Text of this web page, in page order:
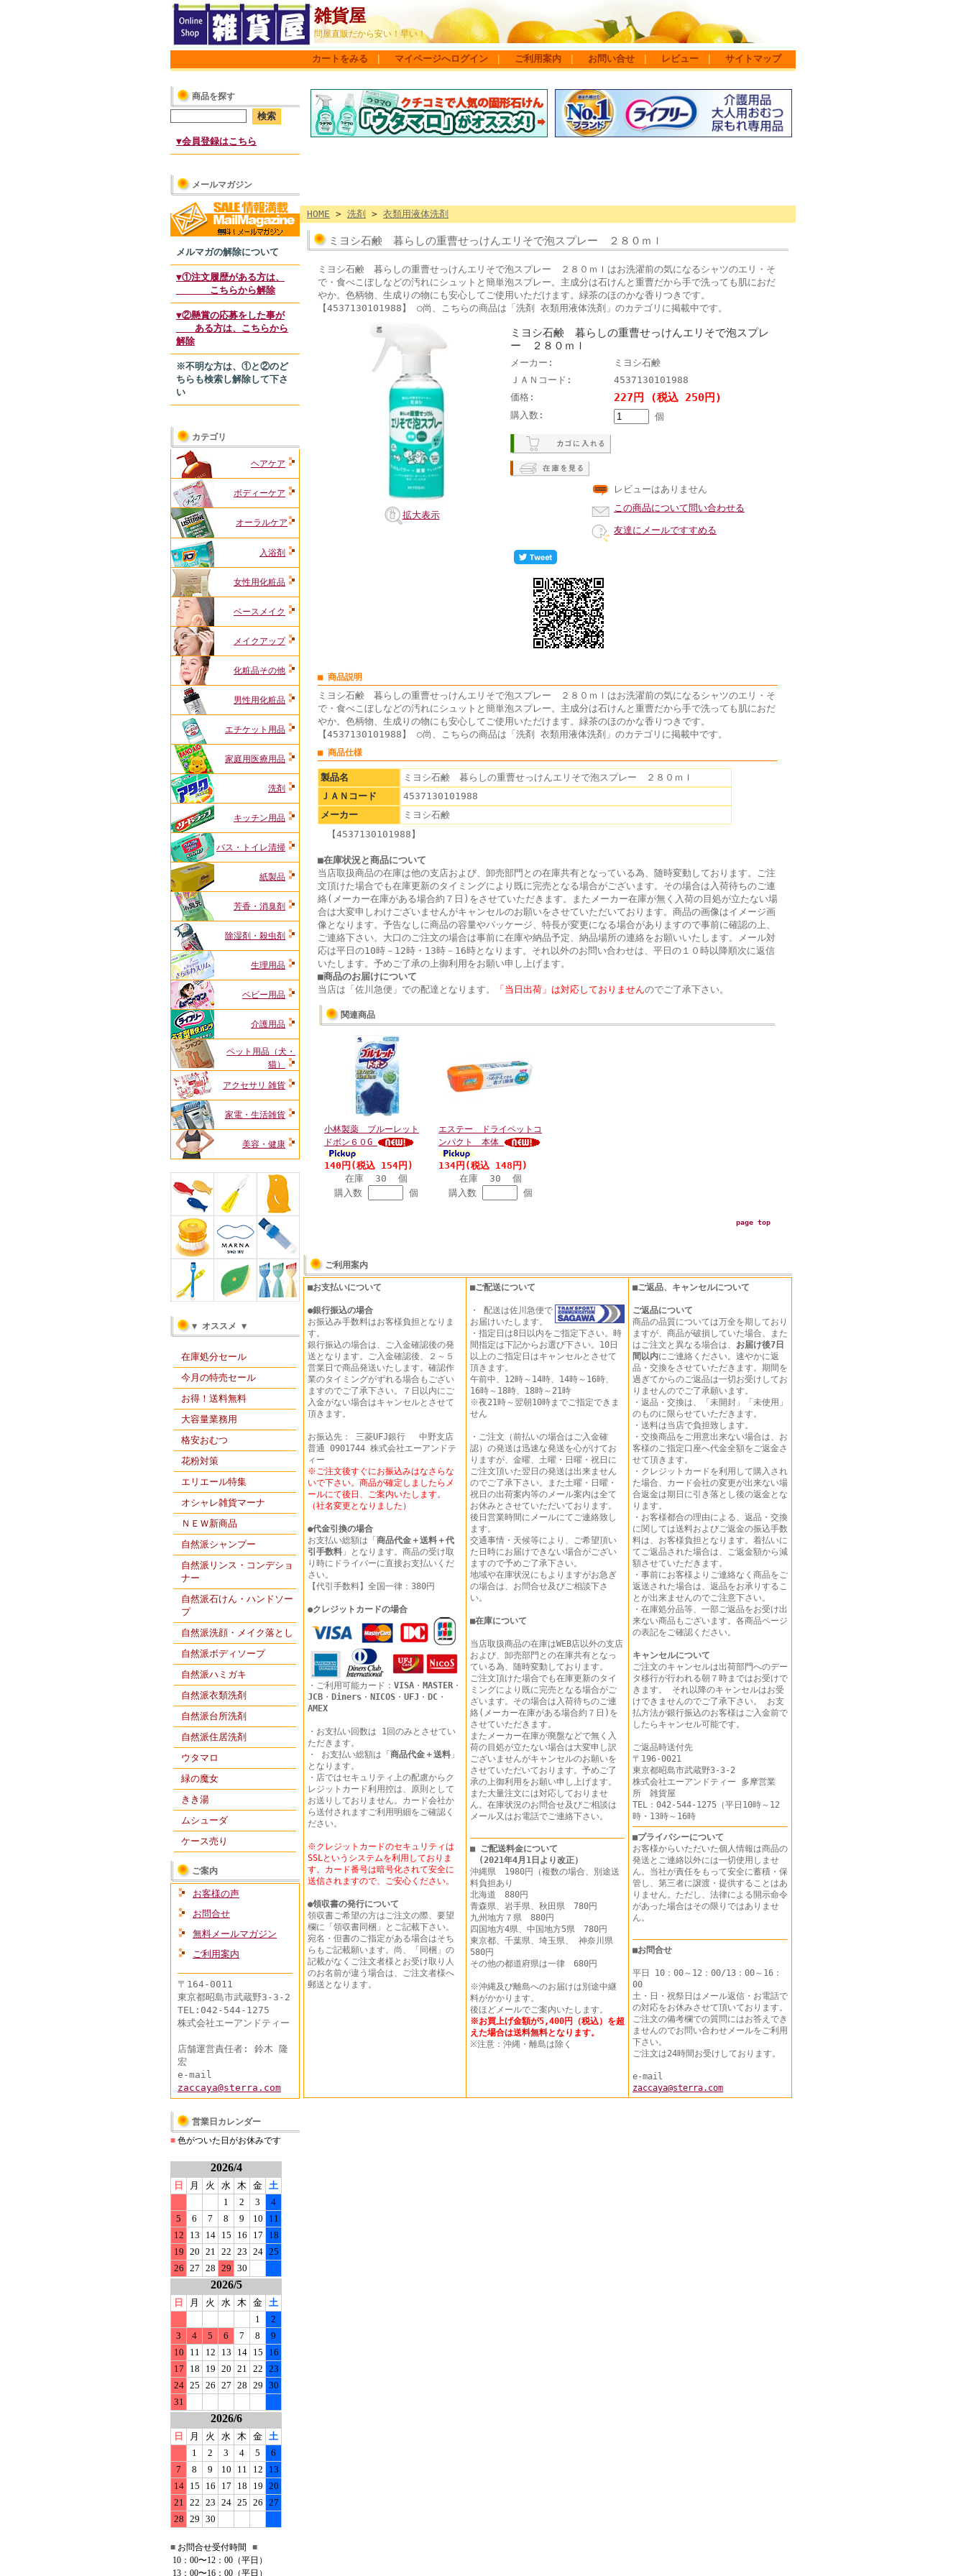
雑貨屋
問屋直販だから安い！早い！
カートをみる マイページへログイン ご利用案内 お問い合せ レビュー サイトマップ
商品を探す
▼会員登録はこちら
メールマガジン
メルマガの解除について
▼①注文履歴がある方は、
こちらから解除
▼②懸賞の応募をした事が
ある方は、こちらから
解除
※不明な方は、①と②のど
ちらも検索し解除して下さ
い
カテゴリ
ヘアケア
ボディーケア
オーラルケア
入浴剤
女性用化粧品
ベースメイク
メイクアップ
化粧品その他
男性用化粧品
エチケット用品
家庭用医療用品
洗剤
キッチン用品
バス・トイレ清掃
紙製品
芳香・消臭剤
除湿剤・殺虫剤
生理用品
ベビー用品
介護用品
ペット用品（犬・
猫）
アクセサリ 雑貨
家電・生活雑貨
美容・健康
▼ オススメ ▼
在庫処分セール
今月の特売セール
お得！送料無料
大容量業務用
格安おむつ
花粉対策
エリエール特集
オシャレ雑貨マーナ
ＮＥＷ新商品
自然派シャンプー
自然派リンス・コンデショ
ナー
自然派石けん・ハンドソー
プ
自然派洗顔・メイク落とし
自然派ボディソープ
自然派ハミガキ
自然派衣類洗剤
自然派台所洗剤
自然派住居洗剤
ウタマロ
緑の魔女
きき湯
ムシューダ
ケース売り
ご案内
お客様の声
お問合せ
無料メールマガジン
ご利用案内
〒164-0011
東京都昭島市武蔵野3-3-2
TEL:042-544-1275
株式会社エーアンドティー
店舗運営責任者: 鈴木 隆
宏
e-mail
zaccaya@sterra.com
営業日カレンダー
■ 色がついた日がお休みです
2026/4
日 月 火 水 木 金 土
1
2 3
4
5
6 7 8 9 10
11
12
13 14 15 16 17
18
19 20 21 22 23 24 25
26 27 28 29 30
2026/5
日 月 火 水 木 金 土
1
2
3
4 5 6 7 8
9
10
11 12 13 14 15
16
17
18 19 20 21 22 23
24 25 26 27 28 29 30
31
2026/6
日 月 火 水 木 金 土
1
2 3 4 5
6
7
8 9 10 11 12
13
14
15 16 17 18 19 20
21 22 23 24 25 26 27
28 29 30
■ お問合せ受付時間
■
10：00〜12：00（平日）
13：00〜16：00（平日）
HOME > 洗剤 > 衣類用液体洗剤
ミヨシ石鹸 暮らしの重曹せっけんエリそで泡スプレー ２８０ｍｌ
ミヨシ石鹸 暮らしの重曹せっけんエリそで泡スプレー ２８０ｍｌはお洗濯前の気になるシャツのエリ・そ
で・食べこぼしなどの汚れにシュットと簡単泡スプレー。主成分は石けんと重曹だから手で洗っても肌におだ
やか。色柄物、生成りの物にも安心してご使用いただけます。緑茶のほのかな香りつきです。
【4537130101988】 ○尚、こちらの商品は「洗剤 衣類用液体洗剤」のカテゴリに掲載中です。
拡大表示
ミヨシ石鹸 暮らしの重曹せっけんエリそで泡スプレ
ー ２８０ｍｌ
メーカー:
ミヨシ石鹸
ＪＡＮコード:
4537130101988
価格:
227円 (税込 250円)
購入数: 個
レビューはありません
この商品について問い合わせる
友達にメールですすめる
■ 商品説明
ミヨシ石鹸 暮らしの重曹せっけんエリそで泡スプレー ２８０ｍｌはお洗濯前の気になるシャツのエリ・そ
で・食べこぼしなどの汚れにシュットと簡単泡スプレー。主成分は石けんと重曹だから手で洗っても肌におだ
やか。色柄物、生成りの物にも安心してご使用いただけます。緑茶のほのかな香りつきです。
【4537130101988】 ○尚、こちらの商品は「洗剤 衣類用液体洗剤」のカテゴリに掲載中です。
■ 商品仕様
製品名
ミヨシ石鹸 暮らしの重曹せっけんエリそで泡スプレー ２８０ｍｌ
ＪＡＮコード
4537130101988
メーカー
ミヨシ石鹸
【4537130101988】
■在庫状況と商品について
当店取扱商品の在庫は他の支店および、卸売部門との在庫共有となっている為、随時変動しております。ご注
文頂けた場合でも在庫更新のタイミングにより既に完売となる場合がございます。その場合は入荷待ちのご連
絡(メーカー在庫がある場合約７日)をさせていただきます。またメーカー在庫が無く入荷の目処が立たない場
合は大変申しわけございませんがキャンセルのお願いをさせていただいております。商品の画像はイメージ画
像となります。予告なしに商品の容量やパッケージ、特長が変更になる場合がありますので事前に確認の上、
ご連絡下さい。大口のご注文の場合は事前に在庫や納品予定、納品場所の連絡をお願いいたします。メール対
応は平日の10時－12時・13時－16時となります。それ以外のお問い合わせは、平日の１０時以降順次に返信
いたします。予めご了承の上御利用をお願い申し上げます。
■商品のお届けについて
当店は「佐川急便」での配達となります。
「当日出荷」は対応しておりませんのでご了承下さい。
関連商品
小林製薬 ブルーレット
ドボン６０G
140円(税込 154円)
在庫 30 個
購入数
個
エステー ドライペットコ
ンパクト 本体
134円(税込 148円)
在庫 30 個
購入数
個
page top
ご利用案内
■お支払いについて
●銀行振込の場合
お振込み手数料はお客様負担となりま
す。
銀行振込の場合は、ご入金確認後の発
送となります。ご入金確認後、２～５
営業日で商品発送いたします。確認作
業のタイミングがずれる場合もござい
ますのでご了承下さい。７日以内にご
入金がない場合はキャンセルとさせて
頂きます。
お振込先： 三菱UFJ銀行 中野支店
普通 0901744 株式会社エーアンドテ
ィー
※ご注文後すぐにお振込みはなさらな
いで下さい。商品が確定しましたらメ
ールにて後日、ご案内いたします。
（社名変更となりました）
●代金引換の場合
お支払い総額は「 商品代金＋送料＋代
引手数料 」となります。商品の受け取
り時にドライバーに直接お支払いくだ
さい。
【代引手数料】全国一律：380円
●クレジットカードの場合
・ご利用可能カード： VISA ・ MASTER ・
JCB ・ Diners ・ NICOS ・ UFJ ・ DC ・
AMEX
・お支払い回数は 1回のみとさせてい
ただきます。
・ お支払い総額は「 商品代金＋送料 」
となります。
・店ではセキュリティ上の配慮からク
レジットカード利用控は、原則として
お送りしておりません。カード会社か
ら送付されますご利用明細をご確認く
ださい。
※クレジットカードのセキュリティは
SSLというシステムを利用しておりま
す。カード番号は暗号化されて安全に
送信されますので、ご安心ください。
●領収書の発行について
領収書ご希望の方はご注文の際、要望
欄に「領収書同梱」とご記載下さい。
宛名・但書のご指定がある場合はそち
らもご記載願います。尚、「同梱」の
記載がなくご注文者様とお受け取り人
のお名前が違う場合は、ご注文者様へ
郵送となります。
■ご配送について
・ 配送は佐川急便で
お届けいたします。
・指定日は8日以内をご指定下さい。時
間指定は下記からお選び下さい。10日
以上のご指定日はキャンセルとさせて
頂きます。
午前中、12時～14時、14時～16時、
16時～18時、18時～21時
※夜21時～翌朝10時までご指定できま
せん
・ご注文（前払いの場合はご入金確
認）の発送は迅速な発送を心がけてお
りますが、金曜、土曜・日曜・祝日に
ご注文頂いた翌日の発送は出来ません
のでご了承下さい。また土曜・日曜・
祝日の出荷案内等のメール案内は全て
お休みとさせていただいております。
後日営業時間にメールにてご連絡致し
ます。
交通事情・天候等により、ご希望頂い
た日時にお届けできない場合がござい
ますので予めご了承下さい。
地域や在庫状況にもよりますがお急ぎ
の場合は、お問合せ及びご相談下さ
い。
■在庫について
当店取扱商品の在庫はWEB店以外の支店
および、卸売部門との在庫共有となっ
ている為、随時変動しております。
ご注文頂けた場合でも在庫更新のタイ
ミングにより既に完売となる場合がご
ざいます。その場合は入荷待ちのご連
絡(メーカー在庫がある場合約７日)を
させていただきます。
またメーカー在庫が廃盤などで無く入
荷の目処が立たない場合は大変申し訳
ございませんがキャンセルのお願いを
させていただいております。予めご了
承の上御利用をお願い申し上げます。
また大量注文には対応しておりませ
ん。在庫状況のお問合せ及びご相談は
メール又はお電話でご連絡下さい。
■ ご配送料金について
(2021年4月1日より改正）
沖縄県 1980円（複数の場合、別途送
料負担あり
北海道 880円
青森県、岩手県、秋田県 780円
九州地方７県 880円
四国地方4県、中国地方5県 780円
東京都、千葉県、埼玉県、 神奈川県
580円
その他の都道府県は一律 680円
※沖縄及び離島へのお届けは別途中継
料がかかります。
後ほどメールでご案内いたします。
※お買上げ金額が5,400円（税込）を超
えた場合は送料無料となります。
※注意：沖縄・離島は除く
■ご返品、キャンセルについて
ご返品について
商品の品質については万全を期しており
ますが、商品が破損していた場合、また
はご注文と異なる場合は、 お届け後7日
間以内にご連絡ください。速やかに返
品・交換をさせていただきます。期間を
過ぎてからのご返品は一切お受けしてお
りませんのでご了承願います。
・返品・交換は、「未開封」「未使用」
のものに限らせていただきます。
・送料は当店で負担致します。
・交換商品をご用意出来ない場合は、お
客様のご指定口座へ代金全額をご返金さ
せて頂きます。
・クレジットカードを利用して購入され
た場合、カード会社の変更が出来ない場
合返金は期日に引き落とし後の返金とな
ります。
・お客様都合の理由による、返品・交換
に関しては送料およびご返金の振込手数
料は、お客様負担となります。着払いに
てご返品された場合は、ご返金額から減
額させていただきます。
・事前にお客様よりご連絡なく商品をご
返送された場合は、返品をお承りするこ
とが出来ませんのでご注意下さい。
・在庫処分品等、一部ご返品をお受け出
来ない商品もございます。各商品ページ
の表記をご確認ください。
キャンセルについて
ご注文のキャンセルは出荷部門へのデー
タ移行が行われる朝７時まではお受けで
きます。 それ以降のキャンセルはお受
けできませんのでご了承下さい。 お支
払方法が銀行振込のお客様はご入金前で
したらキャンセル可能です。
ご返品時送付先
〒196-0021
東京都昭島市武蔵野3-3-2
株式会社エーアンドティー 多摩営業
所 雑貨屋
TEL：042-544-1275（平日10時～12
時・13時～16時
■プライバシーについて
お客様からいただいた個人情報は商品の
発送とご連絡以外には一切使用しませ
ん。当社が責任をもって安全に蓄積・保
管し、第三者に譲渡・提供することはあ
りません。ただし、法律による開示命令
があった場合はその限りではありませ
ん。
■お問合せ
平日 10：00～12：00/13：00～16：
00
土・日・祝祭日はメール返信・お電話で
の対応をお休みさせて頂いております。
ご注文の備考欄での質問にはお答えでき
ませんのでお問い合わせメールをご利用
下さい。
ご注文は24時間お受けしております。
e-mail
zaccaya@sterra.com